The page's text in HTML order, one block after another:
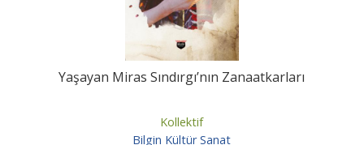
Yaşayan Miras Sındırgı’nın Zanaatkarları
Kollektif
Bilgin Kültür Sanat